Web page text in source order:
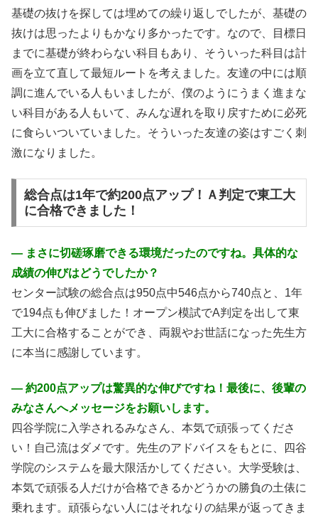
基礎の抜けを探しては埋めての繰り返しでしたが、基礎の
抜けは思ったよりもかなり多かったです。なので、目標日
までに基礎が終わらない科目もあり、そういった科目は計
画を立て直して最短ルートを考えました。友達の中には順
調に進んでいる人もいましたが、僕のようにうまく進まな
い科目がある人もいて、みんな遅れを取り戻すために必死
に食らいついていました。そういった友達の姿はすごく刺
激になりました。
総合点は1年で約200点アップ！Ａ判定で東工大
に合格できました！
― まさに切磋琢磨できる環境だったのですね。具体的な
成績の伸びはどうでしたか？
センター試験の総合点は950点中546点から740点と、1年
で194点も伸びました！オープン模試でA判定を出して東
工大に合格することができ、両親やお世話になった先生方
に本当に感謝しています。
― 約200点アップは驚異的な伸びですね！最後に、後輩の
みなさんへメッセージをお願いします。
四谷学院に入学されるみなさん、本気で頑張ってくださ
い！自己流はダメです。先生のアドバイスをもとに、四谷
学院のシステムを最大限活かしてください。大学受験は、
本気で頑張る人だけが合格できるかどうかの勝負の土俵に
乗れます。頑張らない人にはそれなりの結果が返ってきま